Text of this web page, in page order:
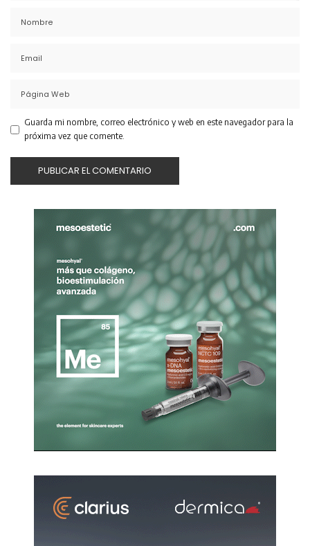
Guarda mi nombre, correo electrónico y web en este navegador para la
próxima vez que comente.